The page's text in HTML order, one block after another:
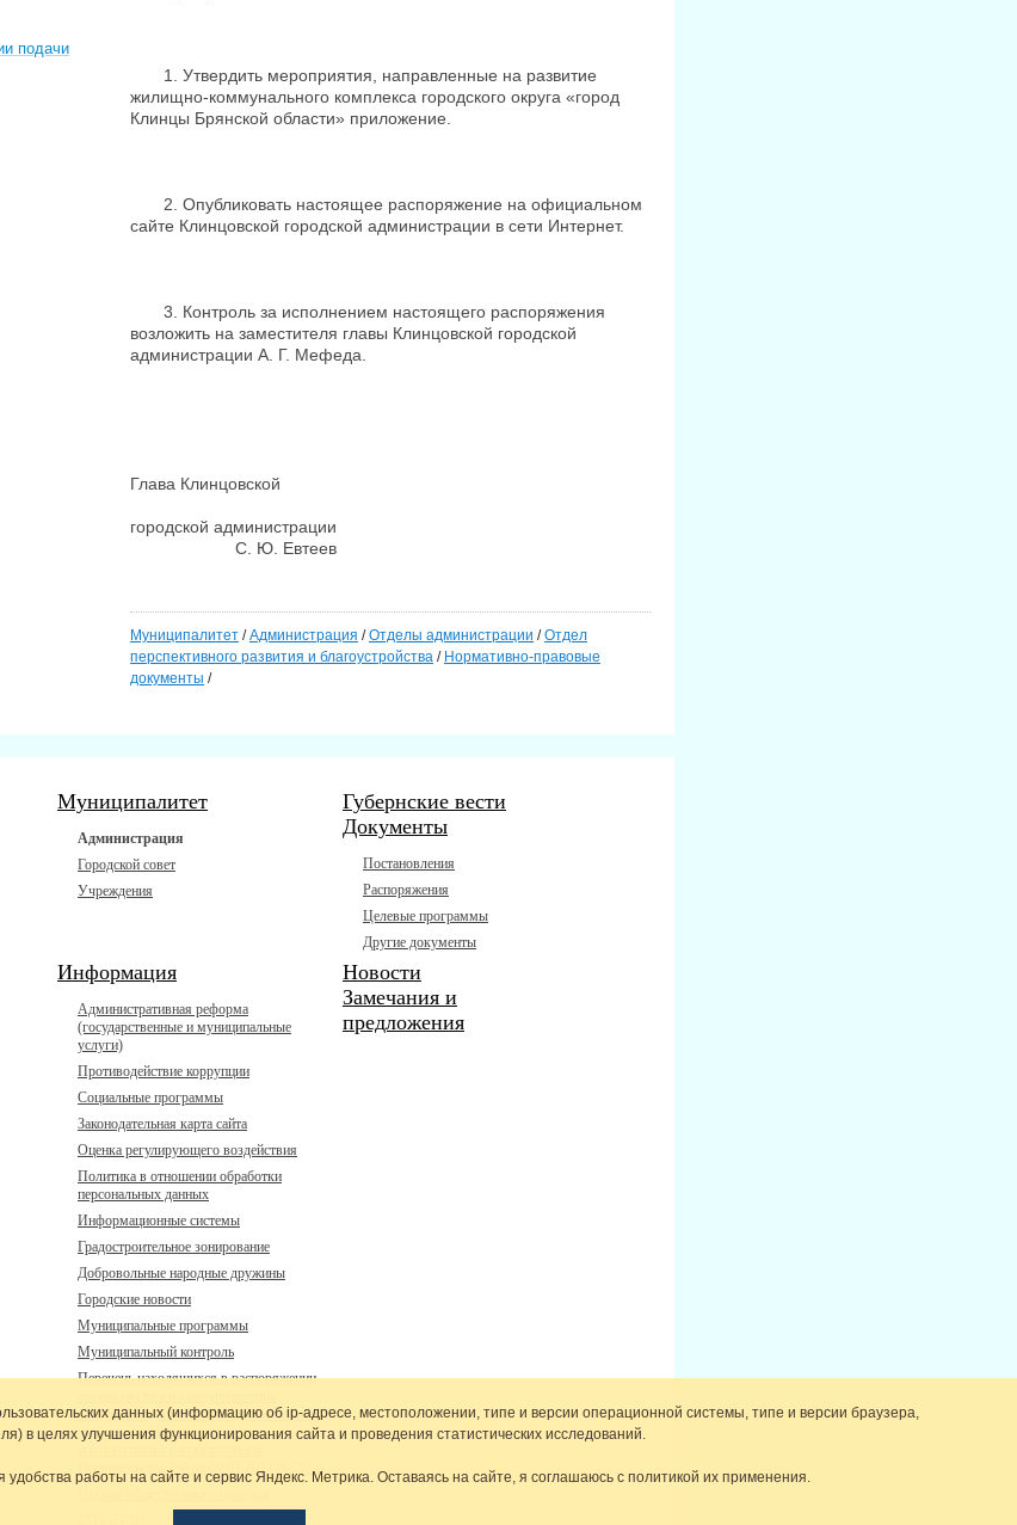
подачи
1. Утвердить мероприятия, направленные на развитие
жилищно-коммунального комплекса городского округа «город
Клинцы Брянской области» приложение.
2. Опубликовать настоящее распоряжение на официальном
сайте Клинцовской городской администрации в сети Интернет.
3. Контроль за исполнением настоящего распоряжения
возложить на заместителя главы Клинцовской городской
администрации А. Г. Мефеда.
Глава Клинцовской
городской администрации
С. Ю. Евтеев
Муниципалитет /Администрация /Отделы администрации /Отдел
перспективного развития и благоустройства / Нормативно-правовые
документы /
Муниципалитет
Администрация
Городской совет
Учреждения
Губернские вести
Документы
Постановления
Распоряжения
Целевые программы
Другие документы
Информация
Административная реформа
(государственные и муниципальные
услуги)
Противодействие коррупции
Социальные программы
Законодательная карта сайта
Оценка регулирующего воздействия
Политика в отношении обработки
персональных данных
Информационные системы
Градостроительное зонирование
Добровольные народные дружины
Городские новости
Муниципальные программы
Муниципальный контроль
Перечень находящихся в распоряжении
сведений подлежащих предоставлению с
использованием координат в
Правительства РФ от 09.02.2017 №232-р
Новости
Замечания и
предложения
данных (информацию об ip-адресе, местоположении, типе и версии операционной системы, типе и версии браузера,
в целях улучшения функционирования сайта и проведения статистических исследований.
работы на сайте и сервис Яндекс. Метрика. Оставаясь на сайте, я соглашаюсь с политикой их применения.